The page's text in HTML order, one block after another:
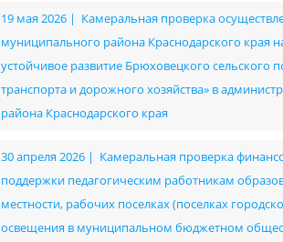
19 мая 2026 | Камеральная проверка
муниципального района Краснодарского
устойчивое развитие Брюховецкого сельского
транспорта и дорожного хозяйства» в
района Краснодарского края
30 апреля 2026 | Камеральная проверка
поддержки педагогическим работникам
местности, рабочих поселках (поселках
освещения в муниципальном бюджетном